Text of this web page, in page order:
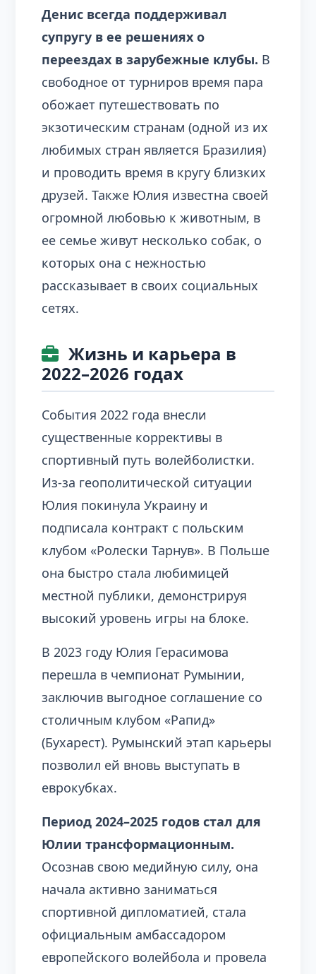
Денис всегда поддерживал
супругу в ее решениях о
переездах в зарубежные клубы. В
свободное от турниров время пара
обожает путешествовать по
экзотическим странам (одной из их
любимых стран является Бразилия)
и проводить время в кругу близких
друзей. Также Юлия известна своей
огромной любовью к животным, в
ее семье живут несколько собак, о
которых она с нежностью
рассказывает в своих социальных
сетях.
Жизнь и карьера в
2022–2026 годах
События 2022 года внесли
существенные коррективы в
спортивный путь волейболистки.
Из-за геополитической ситуации
Юлия покинула Украину и
подписала контракт с польским
клубом «Ролески Тарнув». В Польше
она быстро стала любимицей
местной публики, демонстрируя
высокий уровень игры на блоке.
В 2023 году Юлия Герасимова
перешла в чемпионат Румынии,
заключив выгодное соглашение со
столичным клубом «Рапид»
(Бухарест). Румынский этап карьеры
позволил ей вновь выступать в
еврокубках.
Период 2024–2025 годов стал для
Юлии трансформационным.
Осознав свою медийную силу, она
начала активно заниматься
спортивной дипломатией, стала
официальным амбассадором
европейского волейбола и провела